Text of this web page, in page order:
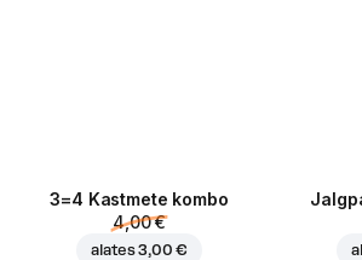
3=4 Kastmete kombo
4,00 €
alates3,00 €